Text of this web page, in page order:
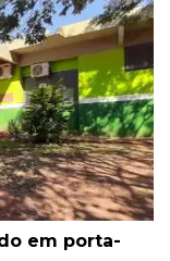
em porta-